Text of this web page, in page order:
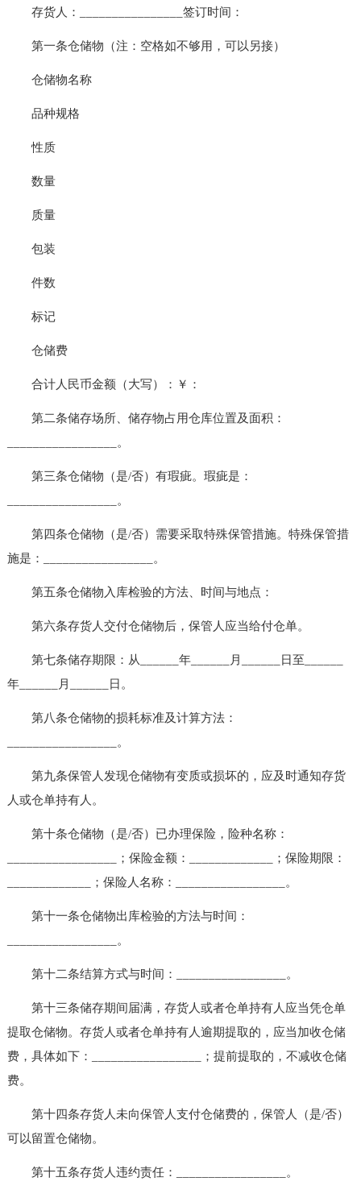
存货人：________________签订时间：
第一条仓储物（注：空格如不够用，可以另接）
仓储物名称
品种规格
性质
数量
质量
包装
件数
标记
仓储费
合计人民币金额（大写）：￥：
第二条储存场所、储存物占用仓库位置及面积：
_________________。
第三条仓储物（是/否）有瑕疵。瑕疵是：
_________________。
第四条仓储物（是/否）需要采取特殊保管措施。特殊保管措
施是：_________________。
第五条仓储物入库检验的方法、时间与地点：
第六条存货人交付仓储物后，保管人应当给付仓单。
第七条储存期限：从______年______月______日至______
年______月______日。
第八条仓储物的损耗标准及计算方法：
_________________。
第九条保管人发现仓储物有变质或损坏的，应及时通知存货
人或仓单持有人。
第十条仓储物（是/否）已办理保险，险种名称：
_________________；保险金额：_____________；保险期限：
_____________；保险人名称：_________________。
第十一条仓储物出库检验的方法与时间：
_________________。
第十二条结算方式与时间：_________________。
第十三条储存期间届满，存货人或者仓单持有人应当凭仓单
提取仓储物。存货人或者仓单持有人逾期提取的，应当加收仓储
费，具体如下：_________________；提前提取的，不减收仓储
费。
第十四条存货人未向保管人支付仓储费的，保管人（是/否）
可以留置仓储物。
第十五条存货人违约责任：_________________。